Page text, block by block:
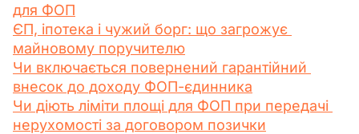
для ФОП
ЄП, іпотека і чужий борг: що загрожує
майновому поручителю
Чи включається повернений гарантійний
внесок до доходу ФОП-єдинника
Чи діють ліміти площі для ФОП при передачі
нерухомості за договором позички